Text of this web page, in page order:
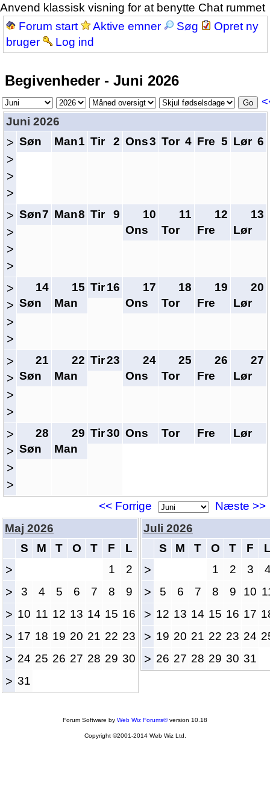
Anvend klassisk visning for at benytte Chat rummet
Forum start
Aktive emner Søg
Opret ny
bruger
Log ind
Begivenheder - Juni 2026
Juni 2026
>
>
>
>
Søn 1
Man 2
Tir 3
Ons 4
Tor 5
Fre 6
Lør
>
>
>
>
7
Søn 8
Man 9
Tir
10
Ons
11
Tor
12
Fre
13
Lør
>
>
>
>
14
Søn
15
Man
16
Tir
17
Ons
18
Tor
19
Fre
20
Lør
>
>
>
>
21
Søn
22
Man
23
Tir
24
Ons
25
Tor
26
Fre
27
Lør
>
>
>
>
28
Søn
29
Man
30
Tir Ons Tor Fre Lør
<< Forrige
Næste >>
Maj 2026
S
M T O T F L
> 1 2
> 3 4 5 6 7 8 9
> 10 11 12 13 14 15 16
> 17 18 19 20 21 22 23
> 24 25 26 27 28 29 30
> 31
Juli 2026
S
M T O T F
> 1 2 3
> 5 6 7 8 9 10
> 12 13 14 15 16 17
> 19 20 21 22 23 24
> 26 27 28 29 30 31
Forum Software by Web Wiz Forums®version 10.18
Copyright ©2001-2014 Web Wiz Ltd.